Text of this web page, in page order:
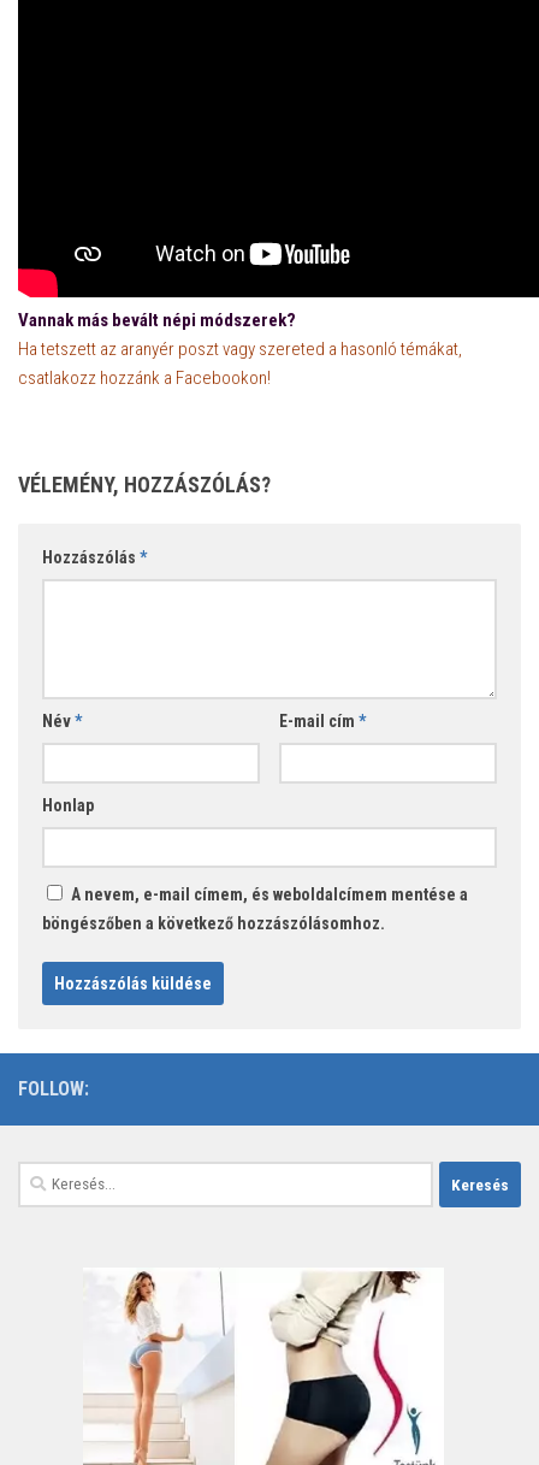
Vannak más bevált népi módszerek?
Ha tetszett az aranyér poszt vagy szereted a hasonló témákat,
csatlakozz hozzánk a Facebookon!
VÉLEMÉNY, HOZZÁSZÓLÁS?
Hozzászólás *
Név* E-mail cím *
Honlap
A nevem, e-mail címem, és weboldalcímem mentése a
böngészőben a következő hozzászólásomhoz.
FOLLOW:
Keresés: